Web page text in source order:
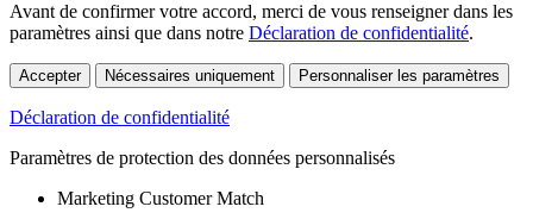
Avant de confirmer votre accord, merci de vous renseigner dans les
paramètres ainsi que dans notre Déclaration de confidentialité.
Accepter Nécessaires uniquement Personnaliser les paramètres
Déclaration de confidentialité
Paramètres de protection des données personnalisés
Marketing Customer Match